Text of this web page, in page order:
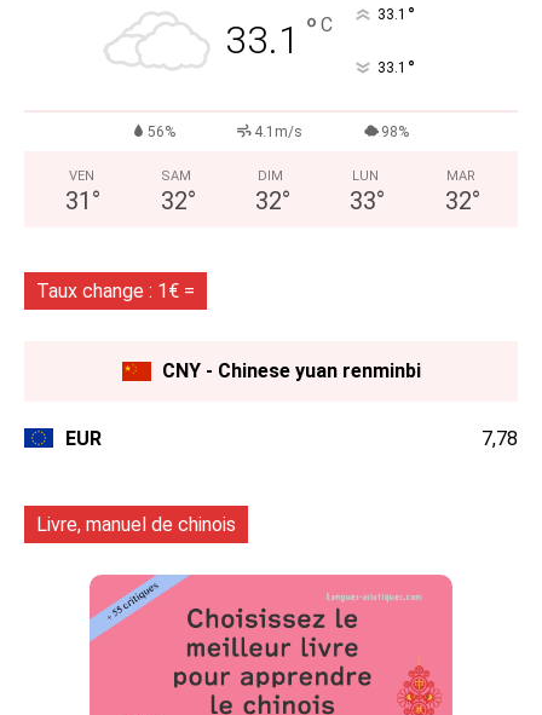
33.1 ° C 33.1 °
33.1 °
56% 4.1m/s 98%
VEN
31 °
SAM
32°
DIM
32°
LUN
33°
MAR
32°
Taux change : 1€ =
CNY - Chinese yuan renminbi
EUR 7,78
Livre, manuel de chinois